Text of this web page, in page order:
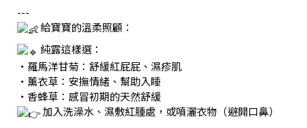
---
給寶寶的溫柔照顧：
純露這樣選：
・羅馬洋甘菊：舒緩紅屁屁、濕疹肌
・薰衣草：安撫情緒、幫助入睡
・香蜂草：感冒初期的天然舒緩
加入洗澡水、濕敷紅腫處，或噴灑衣物（避開口鼻）